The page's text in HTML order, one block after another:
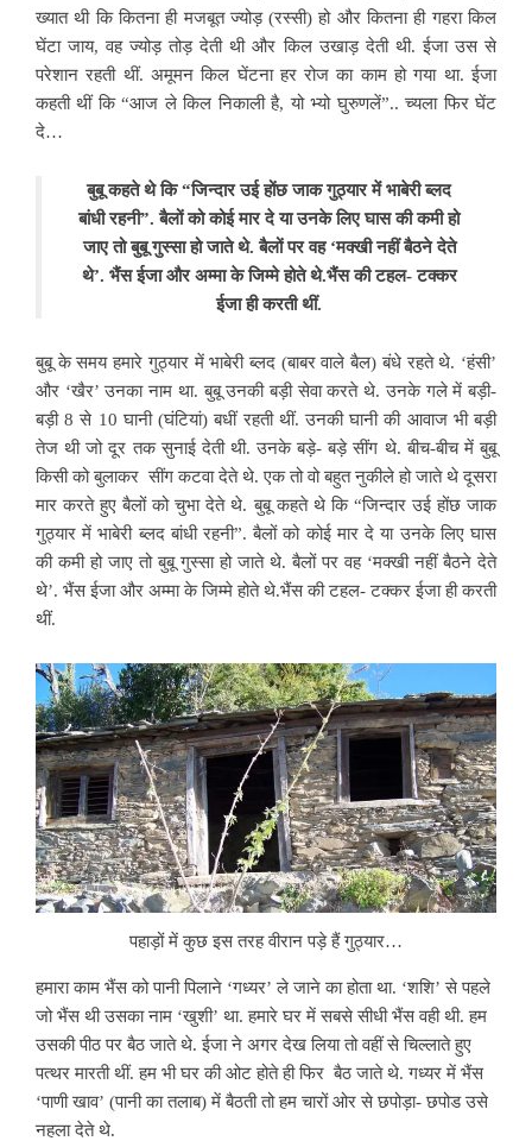
ख्यात थी कि कितना ही मजबूत ज्योड़ (रस्सी) हो और कितना ही गहरा किल
घेंटा जाय, वह ज्योड़ तोड़ देती थी और किल उखाड़ देती थी. ईजा उस से
परेशान रहती थीं. अमूमन किल घेंटना हर रोज का काम हो गया था. ईजा
कहती थीं कि “आज ले किल निकाली है, यो भ्यो घुरुणलें”.. च्यला फिर घेंट
दे…
बुबू कहते थे कि “जिन्दार उई होंछ जाक गुठ्यार में भाबेरी ब्लद
बांधी रहनी”. बैलों को कोई मार दे या उनके लिए घास की कमी हो
जाए तो बुबू गुस्सा हो जाते थे. बैलों पर वह ‘मक्खी नहीं बैठने देते
थे’. भैंस ईजा और अम्मा के जिम्मे होते थे.भैंस की टहल- टक्कर
ईजा ही करती थीं.
बुबू के समय हमारे गुठ्यार में भाबेरी ब्लद (बाबर वाले बैल) बंधे रहते थे. ‘हंसी’
और ‘खैर’ उनका नाम था. बुबू उनकी बड़ी सेवा करते थे. उनके गले में बड़ी-
बड़ी 8 से 10 घानी (घंटियां) बधीं रहती थीं. उनकी घानी की आवाज भी बड़ी
तेज थी जो दूर तक सुनाई देती थी. उनके बड़े- बड़े सींग थे. बीच-बीच में बुबू
किसी को बुलाकर सींग कटवा देते थे. एक तो वो बहुत नुकीले हो जाते थे दूसरा
मार करते हुए बैलों को चुभा देते थे. बुबू कहते थे कि “जिन्दार उई होंछ जाक
गुठ्यार में भाबेरी ब्लद बांधी रहनी”. बैलों को कोई मार दे या उनके लिए घास
की कमी हो जाए तो बुबू गुस्सा हो जाते थे. बैलों पर वह ‘मक्खी नहीं बैठने देते
थे’. भैंस ईजा और अम्मा के जिम्मे होते थे.भैंस की टहल- टक्कर ईजा ही करती
थीं.
पहाड़ों में कुछ इस तरह वीरान पड़े हैं गुठ्यार…
हमारा काम भैंस को पानी पिलाने ‘गध्यर’ ले जाने का होता था. ‘शशि’ से पहले
जो भैंस थी उसका नाम ‘खुशी’ था. हमारे घर में सबसे सीधी भैंस वही थी. हम
उसकी पीठ पर बैठ जाते थे. ईजा ने अगर देख लिया तो वहीं से चिल्लाते हुए
पत्थर मारती थीं. हम भी घर की ओट होते ही फिर बैठ जाते थे. गध्यर में भैंस
‘पाणी खाव’ (पानी का तलाब) में बैठती तो हम चारों ओर से छपोड़ा- छपोड उसे
नहला देते थे.